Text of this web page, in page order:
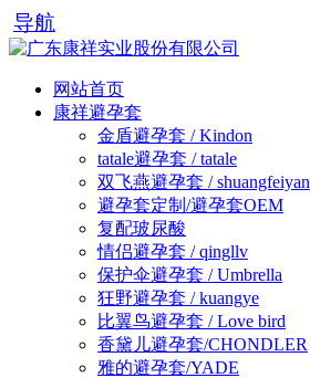
导航
网站首页
康祥避孕套
金盾避孕套 / Kindon
tatale避孕套 / tatale
双飞燕避孕套 / shuangfeiyan
避孕套定制/避孕套OEM
复配玻尿酸
情侣避孕套 / qingllv
保护伞避孕套 / Umbrella
狂野避孕套 / kuangye
比翼鸟避孕套 / Love bird
香黛儿避孕套/CHONDLER
雅的避孕套/YADE